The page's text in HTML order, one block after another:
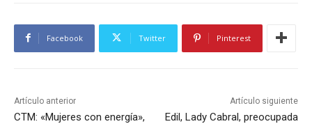
Facebook Twitter Pinterest
Artículo anterior
CTM: «Mujeres con energía»,
Artículo siguiente
Edil, Lady Cabral, preocupada